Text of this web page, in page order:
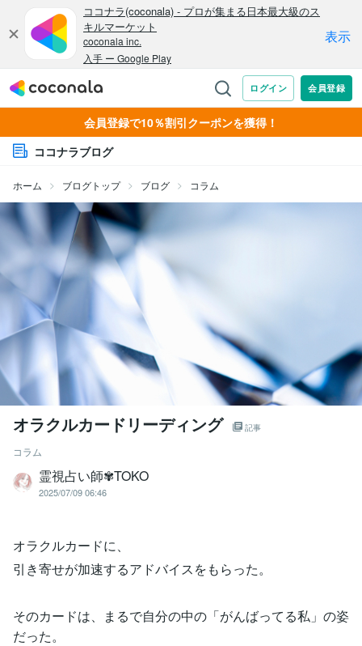
会員登録で10％割引クーポンを獲得！
ココナラブログ
ホーム ブログトップ ブログ コラム
オラクルカードリーディング 記事
コラム
霊視占い師✾TOKO
2025/07/09 06:46
オラクルカードに、
引き寄せが加速するアドバイスをもらった。
そのカードは、まるで自分の中の「がんばってる私」の姿
だった。